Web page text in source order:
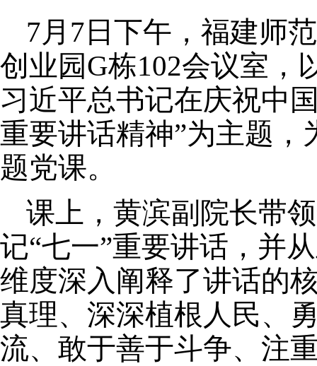
7月 7 日 下午 ，福建师
创业园G栋102会议室 ，
习近平总书记在庆祝中
重要讲话精神”为主题，
题党课。
课上，黄滨副院长带
记“七一”重要讲话，并
维度深入阐释了讲话的
真理、深深植根人民、
流、敢于善于斗争、注